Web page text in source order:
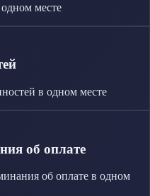
месте
в одном месте
об оплате
об оплате в одном